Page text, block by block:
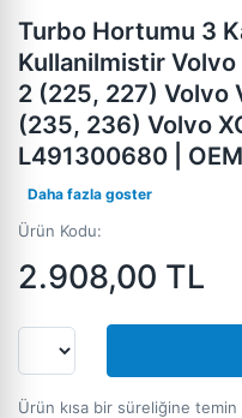
Turbo Hortumu 3
Kullanilmistir
2 (225, 227) Volvo
(235, 236) Volvo
L491300680 |
Daha fazla goster
Ürün Kodu:
2.908,00 TL
Ürün kısa bir süreliğine temin